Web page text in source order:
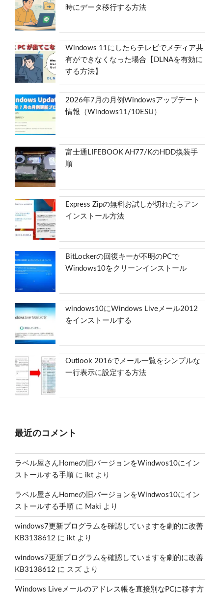
時にデータ移行する方法
Windows 11にしたらテレビでメディア共
有ができなくなった場合【DLNAを有効に
する方法】
2026年7月の月例Windowsアップデート
情報（Windows11/10ESU）
富士通LIFEBOOK AH77/KのHDD換装手
順
Express Zipの無料お試しが切れたらアン
インストール方法
BitLockerの回復キーが不明のPCで
Windows10をクリーンインストール
windows10にWindows Liveメール2012
をインストールする
Outlook 2016でメール一覧をシンプルな
一行表示に設定する方法
最近のコメント
ラベル屋さんHomeの旧バージョンをWindwos10にイン
ストールする手順 に ikt より
ラベル屋さんHomeの旧バージョンをWindwos10にイン
ストールする手順 に Maki より
windows7更新プログラムを確認していますを劇的に改善
KB3138612 に ikt より
windows7更新プログラムを確認していますを劇的に改善
KB3138612 に スズ より
Windows Liveメールのアドレス帳を直接別なPCに移す方